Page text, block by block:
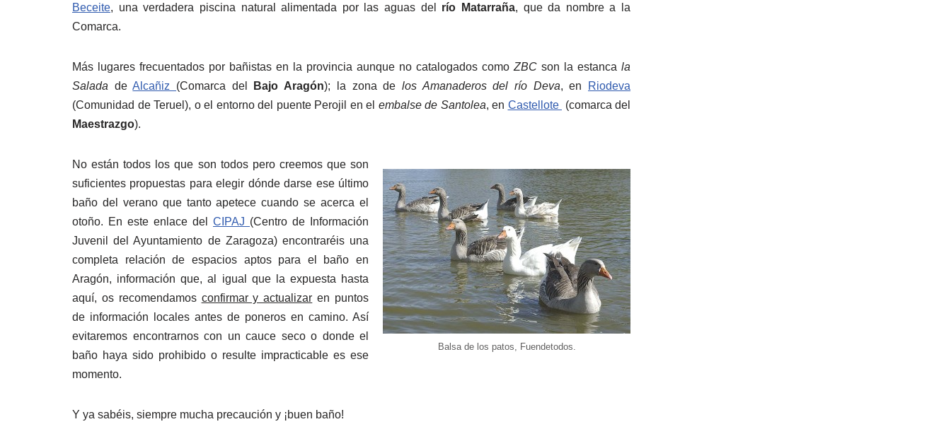
Beceite, una verdadera piscina natural alimentada por las aguas del río Matarraña, que da nombre a la
Comarca.
Más lugares frecuentados por bañistas en la provincia aunque no catalogados como ZBC son la estanca la
Salada deAlcañiz (Comarca del Bajo Aragón); la zona de los Amanaderos del río Deva, en
Riodeva
(Comunidad de Teruel), o el entorno del puente Perojil en el embalse de Santolea, en Castellote (comarca del
Maestrazgo).
Balsa de los patos, Fuendetodos.
No están todos los que son todos pero creemos que son
suficientes propuestas para elegir dónde darse ese último
baño del verano que tanto apetece cuando se acerca el
otoño. En este enlace del CIPAJ (Centro de Información
Juvenil del Ayuntamiento de Zaragoza) encontraréis una
completa relación de espacios aptos para el baño en
Aragón, información que, al igual que la expuesta hasta
aquí, os recomendamos confirmar y actualizar en puntos
de información locales antes de poneros en camino. Así
evitaremos encontrarnos con un cauce seco o donde el
baño haya sido prohibido o resulte impracticable es ese
momento.
Y ya sabéis, siempre mucha precaución y ¡buen baño!